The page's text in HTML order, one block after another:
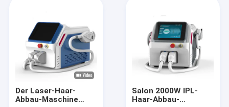
Der Laser-Haar-
Abbau-Maschine
Salon 2000W IPL-
Haar-Abbau-